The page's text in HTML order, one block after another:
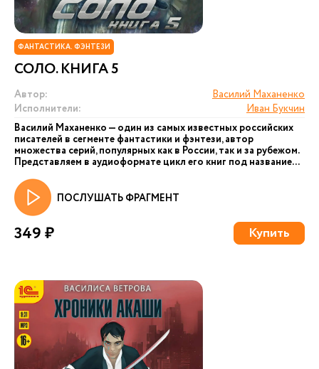
ФАНТАСТИКА. ФЭНТЕЗИ
СОЛО. КНИГА 5
Автор:
Василий Маханенко
Исполнители:
Иван Букчин
Василий Маханенко — один из самых известных российских
писателей в сегменте фантастики и фэнтези, автор
множества серий, популярных как в России, так и за рубежом.
Представляем в аудиоформате цикл его книг под название...
ПОСЛУШАТЬ ФРАГМЕНТ
349 ₽ Купить